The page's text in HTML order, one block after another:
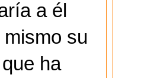
a él
su
ha